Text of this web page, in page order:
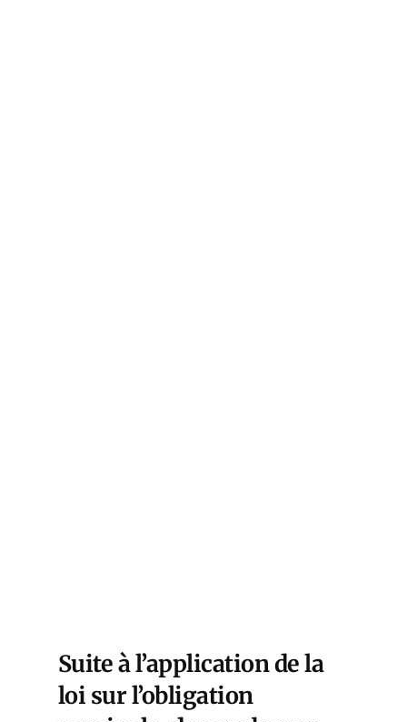
Suite à l’application de la
loi sur l’obligation